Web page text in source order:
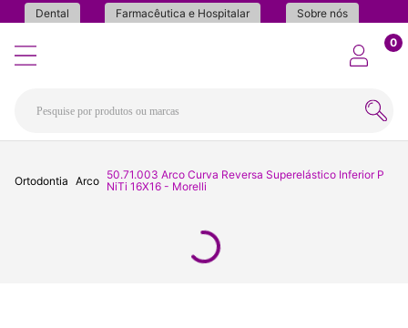
Dental Farmacêutica e Hospitalar Sobre nós
0
Ortodontia Arco 50.71.003 Arco Curva Reversa Superelástico Inferior P
NiTi 16X16 - Morelli